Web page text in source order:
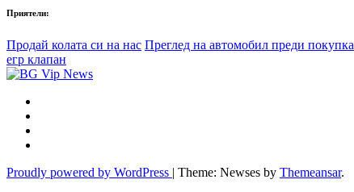
Приятели:
Продай колата си на нас Преглед на автомобил преди покупка
егр клапан
Proudly powered by WordPress | Theme: Newses by Themeansar.